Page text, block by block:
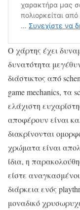
Ο χάρτης έχει
δυνατότητα
διάστικτος από
game mechanics, τα
ελάχιστη
αποφέρουν είναι
διακρίνονται
χρώματα είναι
ίδια, η
είστε
διάρκεια ενός
μοναδικό